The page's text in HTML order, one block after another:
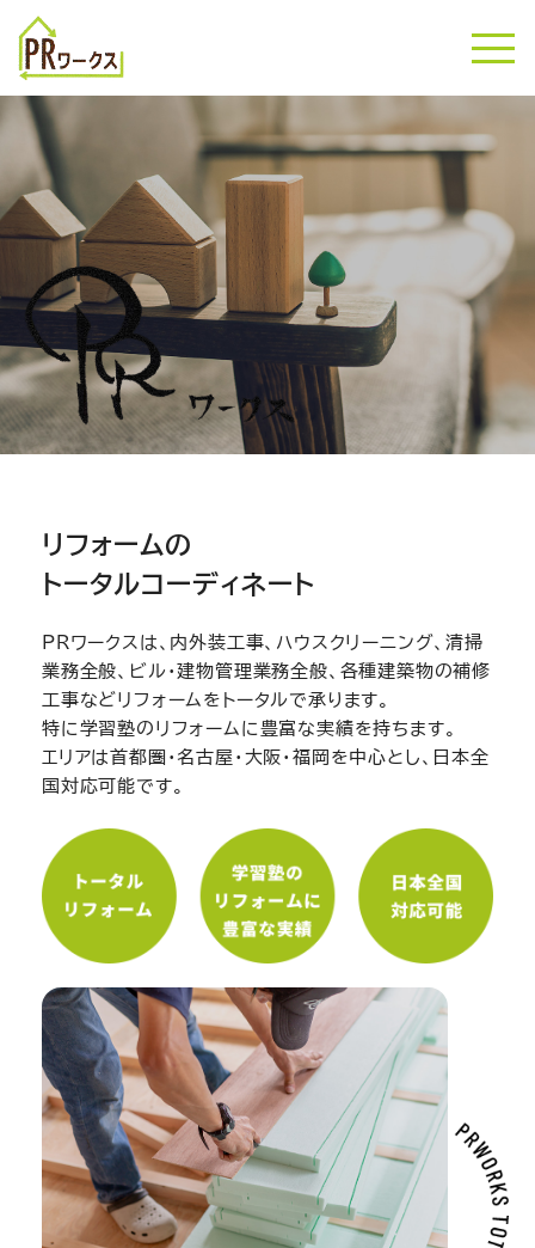
リフォームの
トータルコーディネート
PRワークスは、内外装工事、ハウスクリーニング、清掃
業務全般、ビル・建物管理業務全般、各種建築物の補修
工事などリフォームをトータルで承ります。
特に学習塾のリフォームに豊富な実績を持ちます。
エリアは首都圏・名古屋・大阪・福岡を中心とし、日本全
国対応可能です。